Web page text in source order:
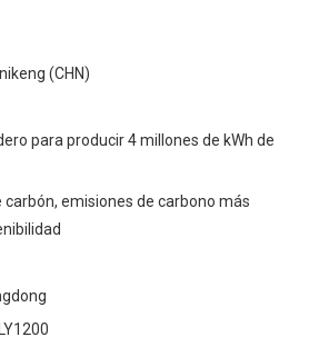
(CHN)
para producir 4 millones de kWh de
carbón, emisiones de carbono más